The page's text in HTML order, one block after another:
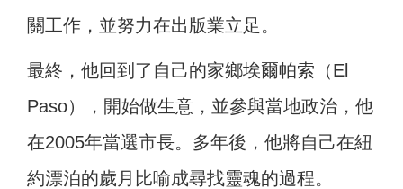
關工作，並努力在出版業立足。
最終，他回到了自己的家鄉埃爾帕索（El
Paso），開始做生意，並參與當地政治，他
在2005年當選市長。多年後，他將自己在紐
約漂泊的歲月比喻成尋找靈魂的過程。